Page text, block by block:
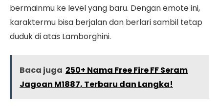
bermainmu ke level yang baru. Dengan emote ini,
karaktermu bisa berjalan dan berlari sambil tetap
duduk di atas Lamborghini.
Baca juga 250+ Nama Free Fire FF Seram
Jagoan M1887, Terbaru dan Langka!